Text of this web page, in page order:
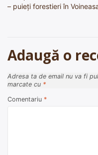
– puieți forestieri în
Adaugă o
Adresa ta de email nu va fi
marcate cu *
Comentariu *